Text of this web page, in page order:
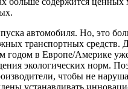
автомобиля. Но, это
транспортных средств.
годом в Европе/Америке
экологических норм.
чтобы не
устанавливать